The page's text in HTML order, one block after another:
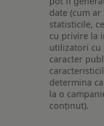
date (cum
statisticile,
cu privire la
utilizatori cu
caracter
determina
la o
conținut).